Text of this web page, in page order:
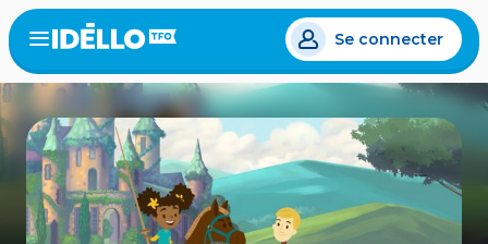
Aller
au
contenu
principal
Open
menu
Se connecter